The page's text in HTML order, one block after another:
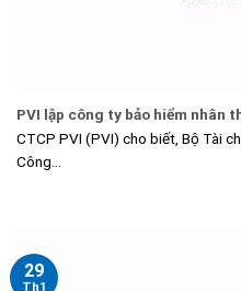
PVI lập công ty bảo hiểm nhân
CTCP PVI (PVI) cho biết, Bộ Tài
Công...
29
Th1